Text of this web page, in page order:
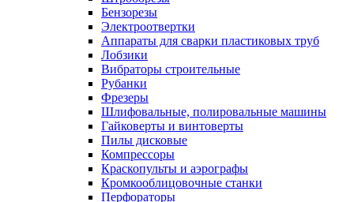
Бензорезы
Электроотвертки
Аппараты для сварки пластиковых труб
Лобзики
Вибраторы строительные
Рубанки
Фрезеры
Шлифовальные, полировальные машины
Гайковерты и винтоверты
Пилы дисковые
Компрессоры
Краскопульты и аэрографы
Кромкооблицовочные станки
Перфораторы